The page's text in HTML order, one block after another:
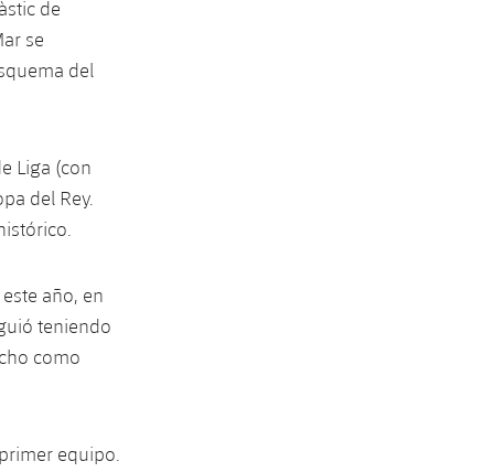
de
se
del
Liga (con
del Rey.
año, en
teniendo
como
equipo.